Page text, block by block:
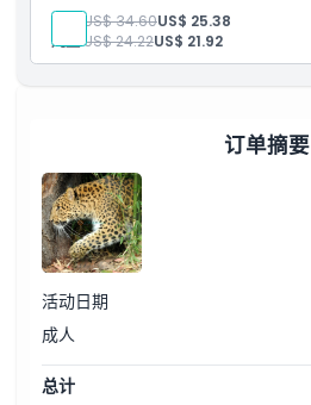
如何兑换塞纳河游船票
兽园动物园入场券
灵活的时间安排
成人: US$ 34.60US$ 25.38
儿童:US$ 24.22US$ 21.92
订单摘要
活动日期
成人
总计